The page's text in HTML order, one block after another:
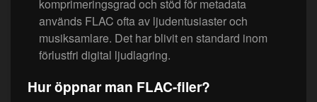
komprimeringsgrad och stöd för metadata
används FLAC ofta av ljudentusiaster och
musiksamlare. Det har blivit en standard inom
förlustfri digital ljudlagring.
Hur öppnar man FLAC-filer?